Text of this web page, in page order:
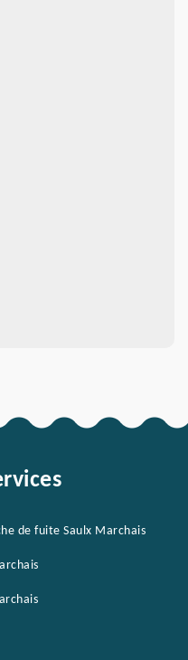
de fuite Saulx Marchais